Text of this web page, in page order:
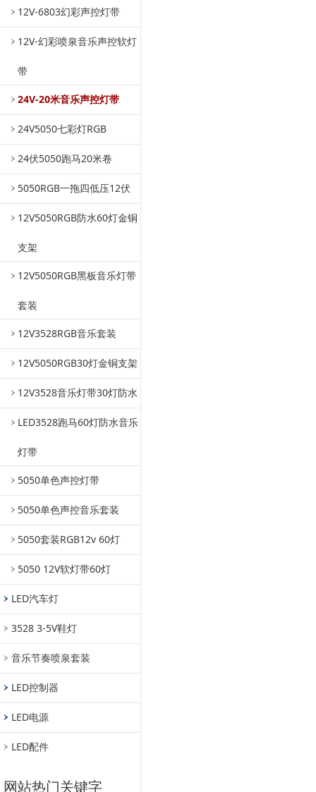
12V-6803幻彩声控灯带
12V-幻彩喷泉音乐声控软灯
带
24V-20米音乐声控灯带
24V5050七彩灯RGB
24伏5050跑马20米卷
5050RGB一拖四低压12伏
12V5050RGB防水60灯金铜
支架
12V5050RGB黑板音乐灯带
套装
12V3528RGB音乐套装
12V5050RGB30灯金铜支架
12V3528音乐灯带30灯防水
LED3528跑马60灯防水音乐
灯带
5050单色声控灯带
5050单色声控音乐套装
5050套装RGB12v 60灯
5050 12V软灯带60灯
LED汽车灯
3528 3-5V鞋灯
音乐节奏喷泉套装
LED控制器
LED电源
LED配件
网站热门关键字